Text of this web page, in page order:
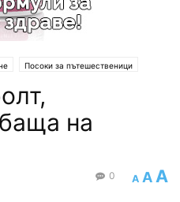
Посоки за пътешественици
на
A A A
0